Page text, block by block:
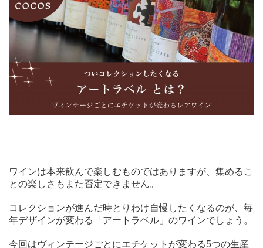
ワインは本来飲んで楽しむものではありますが、集めるこ
との楽しさもまた否定できません。
コレクションが進んだ時とりわけ自慢したくなるのが、毎
年デザインが変わる「アートラベル」のワインでしょう。
今回はヴィンテージごとにエチケットが変わる5つの生産